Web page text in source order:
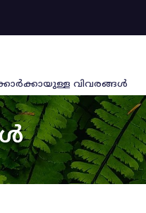
വിവരങ്ങള്‍